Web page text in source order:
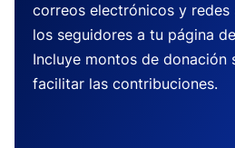
correos electrónicos y redes
los seguidores a tu página
Incluye montos de donación
facilitar las contribuciones.